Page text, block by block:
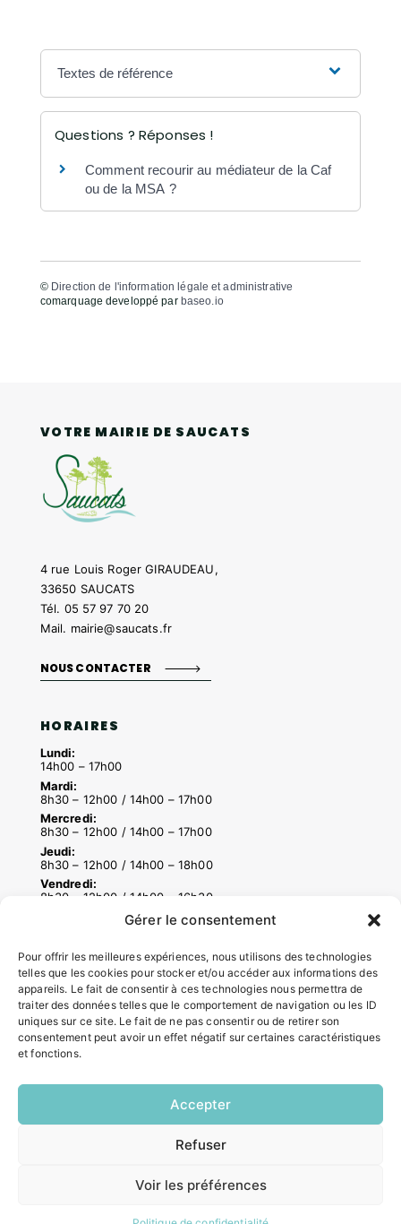
Gérer le consentement
Pour offrir les meilleures expériences, nous utilisons des technologies
telles que les cookies pour stocker et/ou accéder aux informations des
appareils. Le fait de consentir à ces technologies nous permettra de
traiter des données telles que le comportement de navigation ou les ID
uniques sur ce site. Le fait de ne pas consentir ou de retirer son
consentement peut avoir un effet négatif sur certaines caractéristiques
et fonctions.
Accepter
Refuser
Voir les préférences
Textes de référence
Questions ? Réponses !
Comment recourir au médiateur de la Caf
ou de la MSA ?
© Direction de l'information légale et administrative
comarquage developpé par baseo.io
VOTRE MAIRIE DE SAUCATS
4 rue Louis Roger GIRAUDEAU,
33650 SAUCATS
Tél. 05 57 97 70 20
Mail. mairie@saucats.fr
NOUS CONTACTER
HORAIRES
Lundi:
14h00 – 17h00
Mardi:
8h30 – 12h00 / 14h00 – 17h00
Mercredi:
8h30 – 12h00 / 14h00 – 17h00
Jeudi:
8h30 – 12h00 / 14h00 – 18h00
Vendredi:
8h30 – 12h00 / 14h00 – 16h30
ACCÉS RAPIDES
Contacter la mairie
Pôle santé
Le Saucatais
Formalités administratives
Restauration scolaire
INFORMATIONS LÉGALES
Politique de confidentialité